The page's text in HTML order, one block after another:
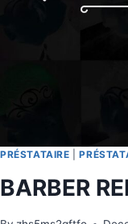
PRÉSTATAIRE |
BARBER